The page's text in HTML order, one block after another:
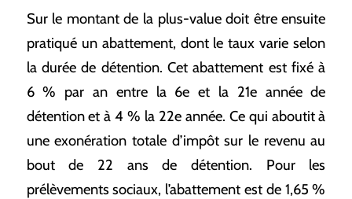
Sur le montant de la plus-value doit être ensuite
pratiqué un abattement, dont le taux varie selon
la durée de détention. Cet abattement est fixé à
6 % par an entre la 6e et la 21e année de
détention et à 4 % la 22e année. Ce qui aboutit à
une exonération totale d’impôt sur le revenu au
bout de 22 ans de détention. Pour les
prélèvements sociaux, l’abattement est de 1,65 %